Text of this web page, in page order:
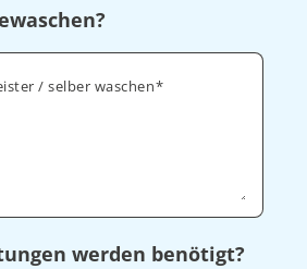
/ selber waschen
werden benötigt?